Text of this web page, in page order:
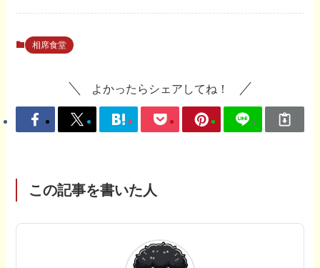
相席食堂
よかったらシェアしてね！
この記事を書いた人